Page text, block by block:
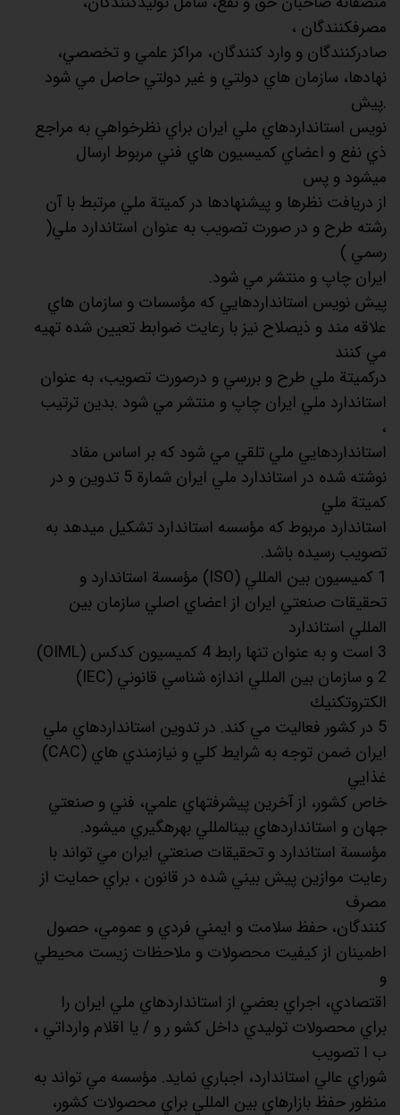
مصرفكنندگان ،
صادركنندگان و وارد كنندگان، مراكز علمي و تخصصي،
نهادها، سازمان هاي دولتي و غير دولتي حاصل مي شود
.پيش
نويس استانداردهاي ملي ايران براي نظرخواهي به مراجع
ذي نفع و اعضاي كميسيون هاي فني مربوط ارسال
ميشود و پس
از دريافت نظرها و پيشنهادها در كميتة ملي مرتبط با آن
رشته طرح و در صورت تصويب به عنوان استاندارد ملي(
رسمي )
ايران چاپ و منتشر مي شود.
پيش نويس استانداردهايي كه مؤسسات و سازمان هاي
علاقه مند و ذيصلاح نيز با رعايت ضوابط تعيين شده تهيه
مي كنند
دركميتة ملي طرح و بررسي و درصورت تصويب، به عنوان
استاندارد ملي ايران چاپ و منتشر مي شود .بدين ترتيب
،
استانداردهايي ملي تلقي مي شود كه بر اساس مفاد
نوشته شده در استاندارد ملي ايران شمارة 5 تدوين و در
كميتة ملي
استاندارد مربوط كه مؤسسه استاندارد تشكيل ميدهد به
تصويب رسيده باشد.
1 كميسيون بين المللي (ISO) مؤسسة استاندارد و
تحقيقات صنعتي ايران از اعضاي اصلي سازمان بين
المللي استاندارد
3 است و به عنوان تنها رابط 4 كميسيون كدكس (OIML)
2 و سازمان بين المللي اندازه شناسي قانوني (IEC)
الكتروتكنيك
5 در كشور فعاليت مي كند. در تدوين استانداردهاي ملي
ايران ضمن توجه به شرايط كلي و نيازمندي هاي (CAC)
غذايي
خاص كشور، از آخرين پيشرفتهاي علمي، فني و صنعتي
جهان و استانداردهاي بينالمللي بهرهگيري ميشود.
مؤسسة استاندارد و تحقيقات صنعتي ايران مي تواند با
رعايت موازين پيش بيني شده در قانون ، براي حمايت از
مصرف
كنندگان، حفظ سلامت و ايمني فردي و عمومي، حصول
اطمينان از كيفيت محصولات و ملاحظات زيست محيطي
و
اقتصادي، اجراي بعضي از استانداردهاي ملي ايران را
براي محصولات توليدي داخل كشو ر و / يا اقلام وارداتي ،
ب ا تصويب
شوراي عالي استاندارد، اجباري نمايد. مؤسسه مي تواند به
منظور حفظ بازارهاي بين المللي براي محصولات كشور،